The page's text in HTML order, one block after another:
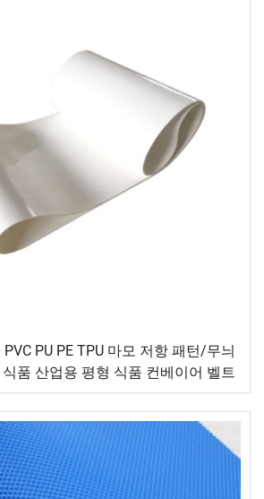
PU PE TPU 마모 저항 패턴/무늬
품 산업용 평형 식품 컨베이어 벨트